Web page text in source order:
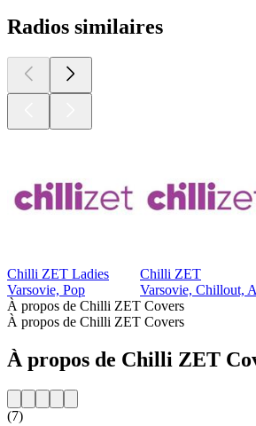
Radios similaires
Chilli ZET Ladies
Varsovie, Pop
Chilli ZET
Varsovie, Chillout,
À propos de Chilli ZET Covers
À propos de Chilli ZET Covers
À propos de Chilli ZET
(7)